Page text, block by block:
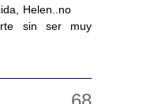
Helen..no
sin ser muy